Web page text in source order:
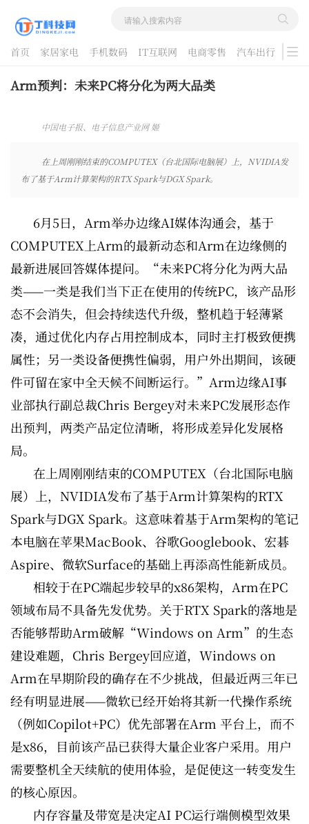
首页 家居家电 手机数码 IT互联网 电商零售 汽车出行
游戏
酷品评测
Arm预判：未来PC将分化为两大品类
中国电子报、电子信息产业网 姬
在上周刚刚结束的COMPUTEX（台北国际电脑展）上，NVIDIA发
布了基于Arm计算架构的RTX Spark与DGX Spark。
6月5日，Arm举办边缘AI媒体沟通会，基于
COMPUTEX上Arm的最新动态和Arm在边缘侧的
最新进展回答媒体提问。“未来PC将分化为两大品
类——一类是我们当下正在使用的传统PC，该产品形
态不会消失，但会持续迭代升级，整机趋于轻薄紧
凑，通过优化内存占用控制成本，同时主打极致便携
属性；另一类设备便携性偏弱，用户外出期间，该硬
件可留在家中全天候不间断运行。”Arm边缘AI事
业部执行副总裁Chris Bergey对未来PC发展形态作
出预判，两类产品定位清晰，将形成差异化发展格
局。
在上周刚刚结束的COMPUTEX（台北国际电脑
展）上，NVIDIA发布了基于Arm计算架构的RTX
Spark与DGX Spark。这意味着基于Arm架构的笔记
本电脑在苹果MacBook、谷歌Googlebook、宏碁
Aspire、微软Surface的基础上再添高性能新成员。
相较于在PC端起步较早的x86架构，Arm在PC
领域布局不具备先发优势。关于RTX Spark的落地是
否能够帮助Arm破解“Windows on Arm”的生态
建设难题，Chris Bergey回应道，Windows on
Arm在早期阶段的确存在不少挑战，但最近两三年已
经有明显进展——微软已经开始将其新一代操作系统
（例如Copilot+PC）优先部署在Arm 平台上，而不
是x86，目前该产品已获得大量企业客户采用。用户
需要整机全天续航的使用体验，是促使这一转变发生
的核心原因。
内存容量及带宽是决定AI PC运行端侧模型效果